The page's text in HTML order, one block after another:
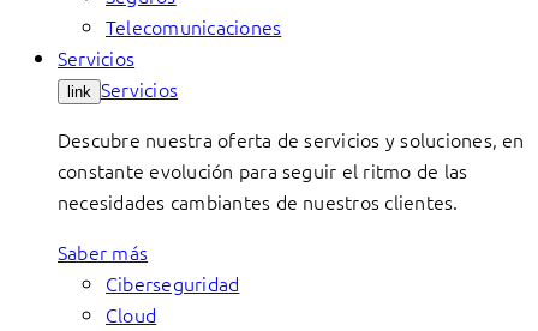
Telecomunicaciones
Servicios
link Servicios
Descubre nuestra oferta de servicios y soluciones, en
constante evolución para seguir el ritmo de las
necesidades cambiantes de nuestros clientes.
Saber más
Ciberseguridad
Cloud